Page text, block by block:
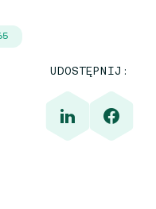
UDOSTĘPNIJ: